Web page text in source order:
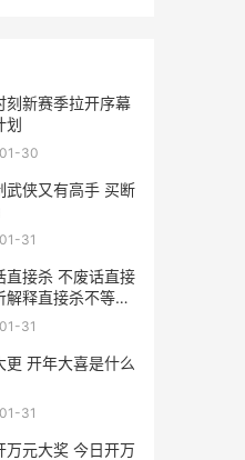
刻新赛季拉开序幕
划
30
武侠又有高手 买断
31
直接杀 不废话直接
解释直接杀不等说
31
更 开年大喜是什么
31
万元大奖 今日开万